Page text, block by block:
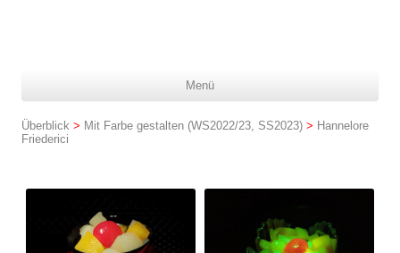
Menü
Überblick > Mit Farbe gestalten (WS2022/23, SS2023) > Hannelore
Friederici